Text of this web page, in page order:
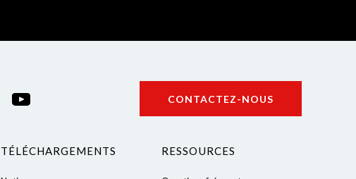
CONTACTEZ-NOUS
TÉLÉCHARGEMENTS RESSOURCES